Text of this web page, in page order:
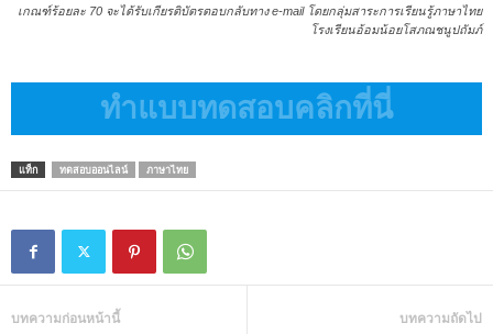
เกณฑ์ร้อยละ 70 จะได้รับเกียรติบัตรตอบกลับทาง e-mail โดยกลุ่มสาระการเรียนรู้ภาษาไทย
โรงเรียนอ้อมน้อยโสภณชนูปถัมภ์
ทำแบบทดสอบคลิกที่นี่
แท็ก ทดสอบออนไลน์ ภาษาไทย
บทความก่อนหน้านี้ บทความถัดไป